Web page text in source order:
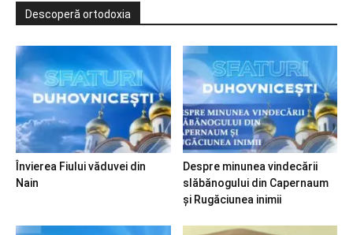
Descoperă ortodoxia
Învierea Fiului văduvei din
Nain
Despre minunea vindecării
slăbănogului din Capernaum
și Rugăciunea inimii